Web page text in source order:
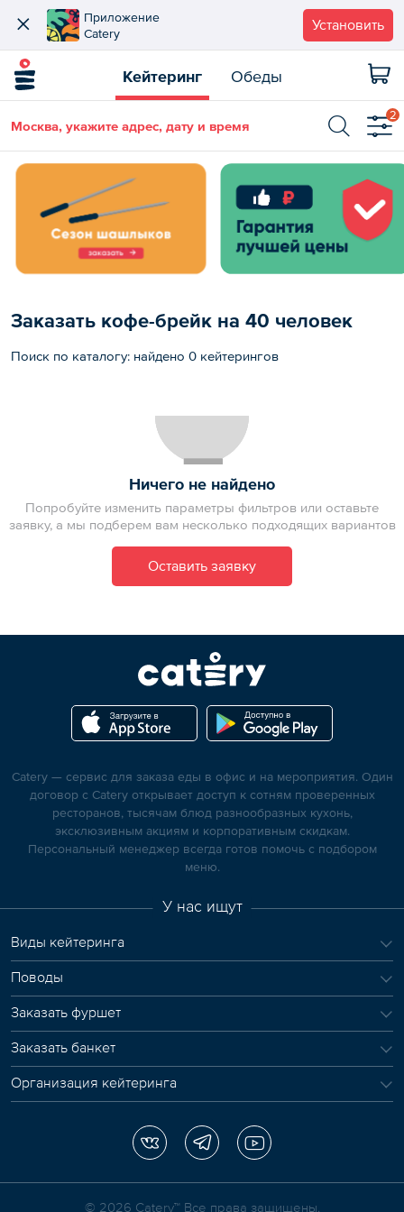
Приложение
Catery
Установить
Кейтеринг Обеды
Москва, укажите адрес, дату и время
2
Заказать кофе-брейк на 40 человек
Поиск по каталогу: найдено 0 кейтерингов
Ничего не найдено
Попробуйте изменить параметры фильтров или оставьте
заявку, а мы подберем вам несколько подходящих вариантов
Оставить заявку
Catery — сервис для заказа еды в офис и на мероприятия. Один
договор с Catery открывает доступ к сотням проверенных
ресторанов, тысячам блюд разнообразных кухонь,
эксклюзивным акциям и корпоративным скидкам.
Персональный менеджер всегда готов помочь с подбором
меню.
У нас ищут
Виды кейтеринга
Поводы
Заказать фуршет
Заказать банкет
Организация кейтеринга
© 2026 Сatery™ Все права защищены.